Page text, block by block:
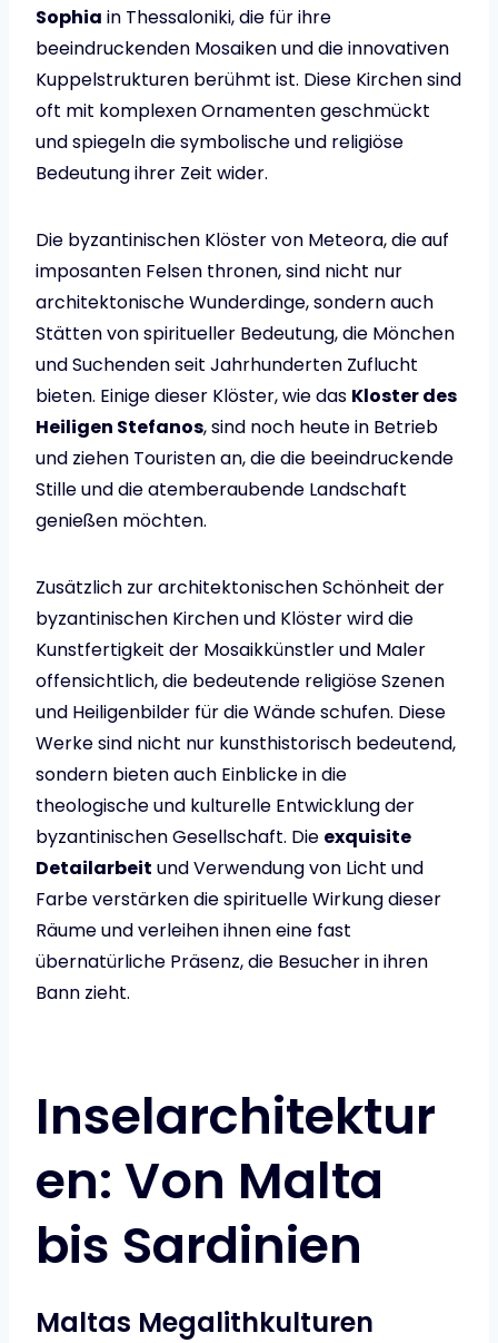
Sophia in Thessaloniki, die für ihre
beeindruckenden Mosaiken und die innovativen
Kuppelstrukturen berühmt ist. Diese Kirchen sind
oft mit komplexen Ornamenten geschmückt
und spiegeln die symbolische und religiöse
Bedeutung ihrer Zeit wider.
Die byzantinischen Klöster von Meteora, die auf
imposanten Felsen thronen, sind nicht nur
architektonische Wunderdinge, sondern auch
Stätten von spiritueller Bedeutung, die Mönchen
und Suchenden seit Jahrhunderten Zuflucht
bieten. Einige dieser Klöster, wie das Kloster des
Heiligen Stefanos, sind noch heute in Betrieb
und ziehen Touristen an, die die beeindruckende
Stille und die atemberaubende Landschaft
genießen möchten.
Zusätzlich zur architektonischen Schönheit der
byzantinischen Kirchen und Klöster wird die
Kunstfertigkeit der Mosaikkünstler und Maler
offensichtlich, die bedeutende religiöse Szenen
und Heiligenbilder für die Wände schufen. Diese
Werke sind nicht nur kunsthistorisch bedeutend,
sondern bieten auch Einblicke in die
theologische und kulturelle Entwicklung der
byzantinischen Gesellschaft. Die exquisite
Detailarbeit und Verwendung von Licht und
Farbe verstärken die spirituelle Wirkung dieser
Räume und verleihen ihnen eine fast
übernatürliche Präsenz, die Besucher in ihren
Bann zieht.
Inselarchitektur
en: Von Malta
bis Sardinien
Maltas Megalithkulturen